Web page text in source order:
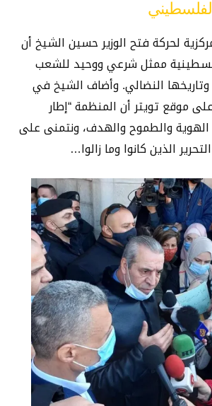
لحركة فتح الوزير حسين الشيخ أن
ممثل شرعي ووحيد للشعب
النضالي. وأضاف الشيخ في
موقع تويتر أن المنظمة “إطار
والطموح والهدف، ونتمنى على
الذين كانوا وما زالوا…